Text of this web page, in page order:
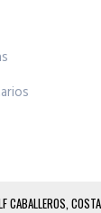
CABALLEROS,